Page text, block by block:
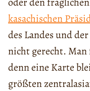
kasachischen
des Landes und
nicht gerecht.
denn eine Karte
größten